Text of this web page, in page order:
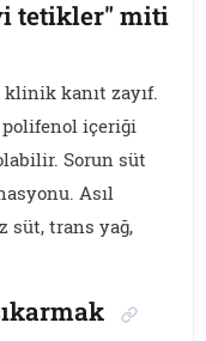
tetikler" miti
kanıt zayıf.
polifenol içeriği
Sorun süt
Asıl
süt, trans yağ,